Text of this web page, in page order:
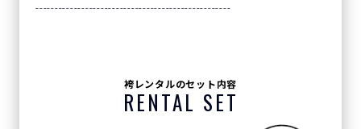
---------------------------------------------------
袴レンタルのセット内容
RENTAL SET